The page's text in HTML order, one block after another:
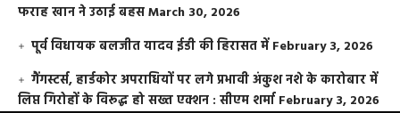
फराह खान ने उठाई बहसMarch 30, 2026
पूर्व विधायक बलजीत यादव ईडी की हिरासत में February 3, 2026
गैंगस्टर्स, हार्डकोर अपराधियों पर लगे प्रभावी अंकुश नशे के कारोबार में
लिप्त गिरोहों के विरूद्ध हो सख्त एक्शन : सीएम शर्मा February 3, 2026